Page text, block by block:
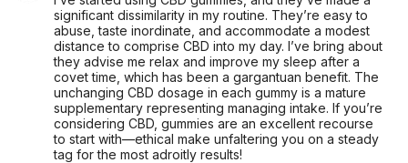
significant dissimilarity in my routine. They’re easy to
abuse, taste inordinate, and accommodate a modest
distance to comprise CBD into my day. I’ve bring about
they advise me relax and improve my sleep after a
covet time, which has been a gargantuan benefit. The
unchanging CBD dosage in each gummy is a mature
supplementary representing managing intake. If you’re
considering CBD, gummies are an excellent recourse
to start with—ethical make unfaltering you on a steady
tag for the most adroitly results!